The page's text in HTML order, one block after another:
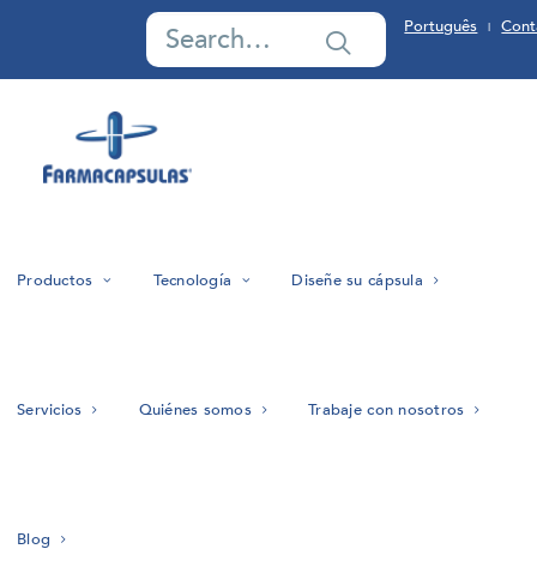
Português |
Productos Tecnología Diseñe su cápsula
Servicios Quiénes somos Trabaje con nosotros
Blog